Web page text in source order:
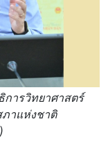
ารวิทยาศาสตร์
ภาแห่งชาติ